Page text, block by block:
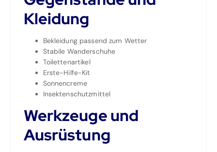
Kleidung
Bekleidung passend zum Wetter
Stabile Wanderschuhe
Toilettenartikel
Erste-Hilfe-Kit
Sonnencreme
Insektenschutzmittel
Werkzeuge und
Ausrüstung